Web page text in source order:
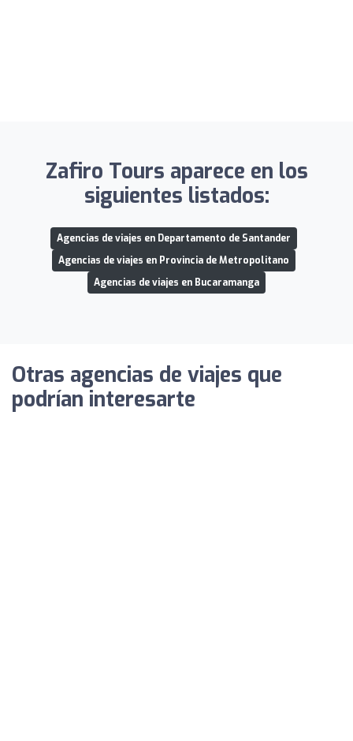
Zafiro Tours aparece en los
siguientes listados:
Agencias de viajes en Departamento de Santander
Agencias de viajes en Provincia de Metropolitano
Agencias de viajes en Bucaramanga
Otras agencias de viajes que
podrían interesarte